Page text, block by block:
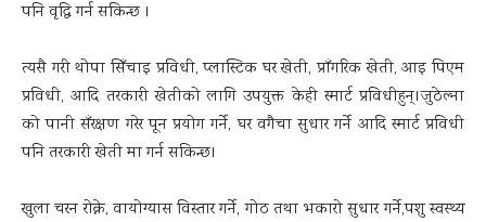
पनि वृद्धि गर्न सकिन्छ ।
त्यसै गरी थोपा सिँचाइ प्रविधी, प्लास्टिक घर खेती, प्राँगरिक खेती, आइ पिएम
प्रविधी, आदि तरकारी खेतीको लागि उपयुक्त केही स्मार्ट प्रविधीहुन्।जुठेल्ना
को पानी सँरक्षण गरेर पून प्रयोग गर्ने, घर वगैचा सुधार गर्ने आदि स्मार्ट प्रविधी
पनि तरकारी खेती मा गर्न सकिन्छ।
खुला चरन रोक्ने, वायोग्यास विस्तार गर्ने, गोठ तथा भकारो सुधार गर्ने,पशु स्वस्थ्य